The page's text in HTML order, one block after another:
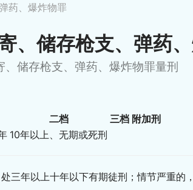
药、爆炸物罪
、储存枪支、弹药
储存枪支、弹药、爆炸物罪量刑
二档 三档 附加刑
10年以上、无期或死刑
三年以上十年以下有期徒刑；情节严重的